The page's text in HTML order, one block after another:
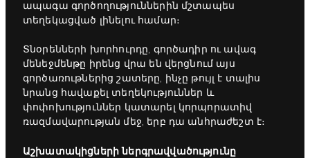
ապագա գործողություններին մշտապես
տեղեկացված լինելու համար։
Տնօրենների խորհուրդը, գործադիր ու ավագ
մենեջմենթը իրենց վրա են վերցնում այս
գործառութներից շատերը, ինչը թույլ է տալիս
նրանց հավաքել տեղեկություններ և
փոփոխություններ կատարել կորպորատիվ
ռազմավարության մեջ, երբ դա անհրաժեշտ է։
Աշխատակիցների ներգրավվածությունը